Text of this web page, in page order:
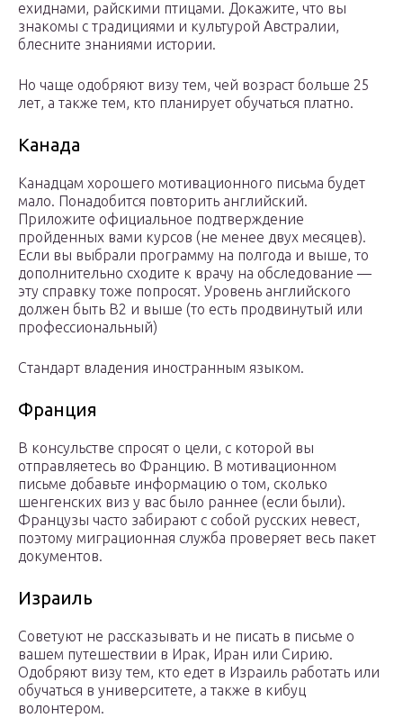
ехиднами, райскими птицами. Докажите, что вы
знакомы с традициями и культурой Австралии,
блесните знаниями истории.
Но чаще одобряют визу тем, чей возраст больше 25
лет, а также тем, кто планирует обучаться платно.
Канада
Канадцам хорошего мотивационного письма будет
мало. Понадобится повторить английский.
Приложите официальное подтверждение
пройденных вами курсов (не менее двух месяцев).
Если вы выбрали программу на полгода и выше, то
дополнительно сходите к врачу на обследование —
эту справку тоже попросят. Уровень английского
должен быть В2 и выше (то есть продвинутый или
профессиональный)
Стандарт владения иностранным языком.
Франция
В консульстве спросят о цели, с которой вы
отправляетесь во Францию. В мотивационном
письме добавьте информацию о том, сколько
шенгенских виз у вас было раннее (если были).
Французы часто забирают с собой русских невест,
поэтому миграционная служба проверяет весь пакет
документов.
Израиль
Советуют не рассказывать и не писать в письме о
вашем путешествии в Ирак, Иран или Сирию.
Одобряют визу тем, кто едет в Израиль работать или
обучаться в университете, а также в кибуц
волонтером.